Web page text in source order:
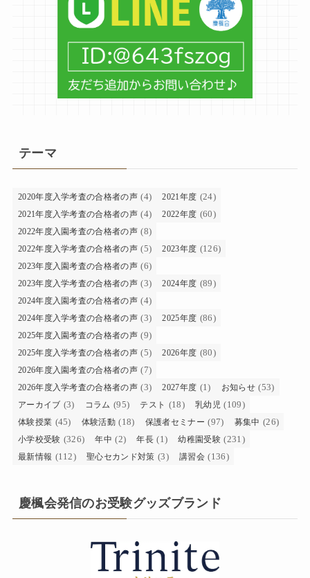
テーマ
2020年度入学考査の合格者の声 (4) 2021年度 (24)
2021年度入学考査の合格者の声 (4) 2022年度 (60)
2022年度入園考査の合格者の声 (8)
2022年度入学考査の合格者の声 (5) 2023年度 (126)
2023年度入園考査の合格者の声 (6)
2023年度入学考査の合格者の声 (3) 2024年度 (89)
2024年度入園考査の合格者の声 (4)
2024年度入学考査の合格者の声 (3) 2025年度 (86)
2025年度入園考査の合格者の声 (9)
2025年度入学考査の合格者の声 (5) 2026年度 (80)
2026年度入園考査の合格者の声 (7)
2026年度入学考査の合格者の声 (3) 2027年度 (1) お知らせ (53)
アーカイブ (3) コラム (95) テスト (18) 乳幼児 (109)
体験授業 (45) 体験活動 (18) 保護者セミナー (97) 募集中 (26)
小学校受験 (326) 年中 (2) 年長 (1) 幼稚園受験 (231)
最新情報 (112) 聖心セカンド対策 (3) 講習会 (136)
慶楓会発信のお受験グッズブランド